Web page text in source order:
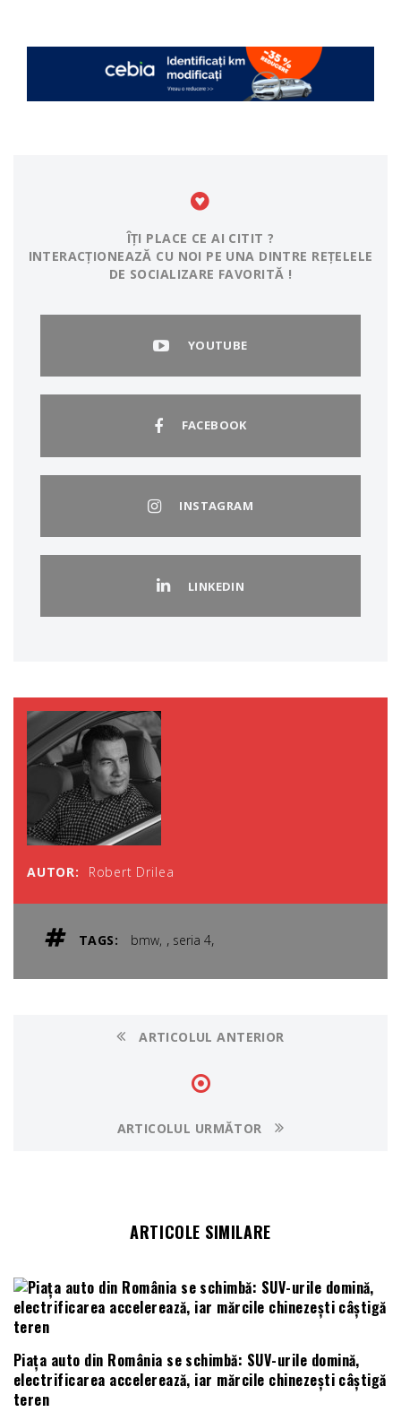
ÎȚI PLACE CE AI CITIT ?
INTERACȚIONEAZĂ CU NOI PE UNA DINTRE REȚELELE
DE SOCIALIZARE FAVORITĂ !
YOUTUBE
FACEBOOK
INSTAGRAM
LINKEDIN
AUTOR: Robert Drilea
TAGS: bmw , seria 4,
ARTICOLUL ANTERIOR
ARTICOLUL URMĂTOR
ARTICOLE SIMILARE
Piața auto din România se schimbă: SUV-urile domină,
electrificarea accelerează, iar mărcile chinezești câștigă
teren